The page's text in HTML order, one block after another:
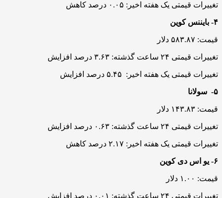
تغییرات قیمتی یک هفته اخیر: ۰.۰۵ درصد کاهش
۴- بایننس کوین
قیمت: ۵۸۳.۸۷ دلار
تغییرات قیمتی ۲۴ ساعت گذشته: ۳.۶۳ درصد افزایش
تغییرات قیمتی یک هفته اخیر: ۵.۴۵ درصد افزایش
۵- سولانا
قیمت: ۱۴۳.۸۳ دلار
تغییرات قیمتی ۲۴ ساعت گذشته: ۰.۶۳ درصد افزایش
تغییرات قیمتی یک هفته اخیر: ۲.۱۷ درصد کاهش
۶- یو اس دی کوین
قیمت: ۱.۰۰ دلار
تغییرات قیمتی ۲۴ ساعت گذشته: ۰.۰۱ درصد افزایش